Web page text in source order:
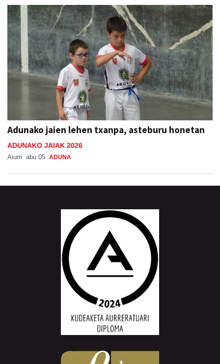
Adunako jaien lehen txanpa, asteburu honetan
ADUNAKO JAIAK 2026
Aiurri abu 05 ADUNA